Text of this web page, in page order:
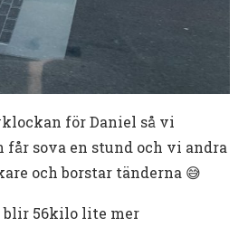
för Daniel så vi
sova en stund och vi andra
och borstar tänderna 😅
blir 56kilo lite mer